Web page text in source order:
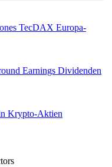
TecDAX Europa-
Earnings Dividenden
Krypto-Aktien